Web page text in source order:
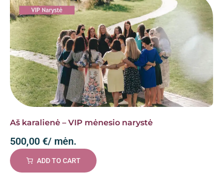
Aš karalienė – VIP mėnesio narystė
500,00 €/ mėn.
ADD TO CART